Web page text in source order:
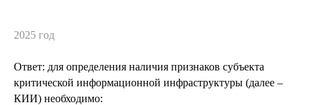
2025 год
Ответ: для определения наличия признаков субъекта
критической информационной инфраструктуры (далее –
КИИ) необходимо: